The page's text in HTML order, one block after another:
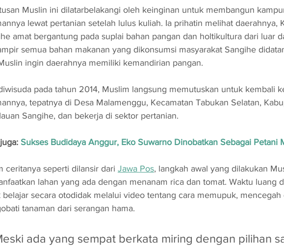
Muslin ini dilatarbelakangi oleh keinginan untuk membangun
lewat pertanian setelah lulus kuliah. Ia prihatin melihat daerahnya,
amat bergantung pada suplai bahan pangan dan holtikultura dari luar
semua bahan makanan yang dikonsumsi masyarakat Sangihe
ingin daerahnya memiliki kemandirian pangan.
pada tahun 2014, Muslim langsung memutuskan untuk kembali
tepatnya di Desa Malamenggu, Kecamatan Tabukan Selatan,
Sangihe, dan bekerja di sektor pertanian.
Sukses Budidaya Anggur, Eko Suwarno Dinobatkan Sebagai Petani
ceritanya seperti dilansir dari Jawa Pos, langkah awal yang dilakukan
lahan yang ada dengan menanam rica dan tomat. Waktu luang
belajar secara otodidak melalui video tentang cara memupuk, mencegah
tanaman dari serangan hama.
ada yang sempat berkata miring dengan pilihan